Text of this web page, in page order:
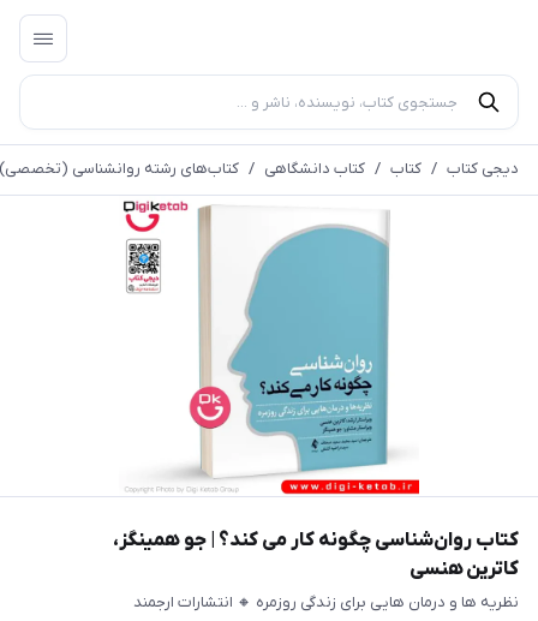
دیجی کتاب / کتاب / کتاب دانشگاهی / کتاب‌های رشته روانشناسی (تخصصی)
کتاب روان‌شناسی چگونه کار می کند؟ | جو همینگز،
کاترین هنسی
نظریه ها و درمان هایی برای زندگی روزمره 🔸 انتشارات ارجمند